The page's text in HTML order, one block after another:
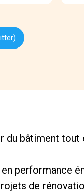
bâtiment
performance
de